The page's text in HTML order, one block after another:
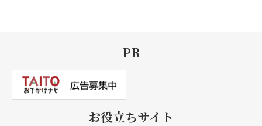
PR
お役立ちサイト